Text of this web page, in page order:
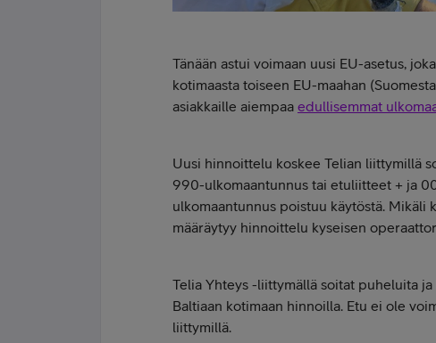
Tänään astui voimaan uusi EU-asetus,
kotimaasta toiseen EU-maahan
asiakkaille aiempaa edullisemmat
​Uusi hinnoittelu koskee Telian liittymillä
990-ulkomaantunnus tai etuliitteet + ja
ulkomaantunnus poistuu käytöstä. Mikäli
määräytyy hinnoittelu kyseisen
Telia Yhteys -liittymällä soitat puheluita
Baltiaan kotimaan hinnoilla. Etu ei ole
liittymillä.